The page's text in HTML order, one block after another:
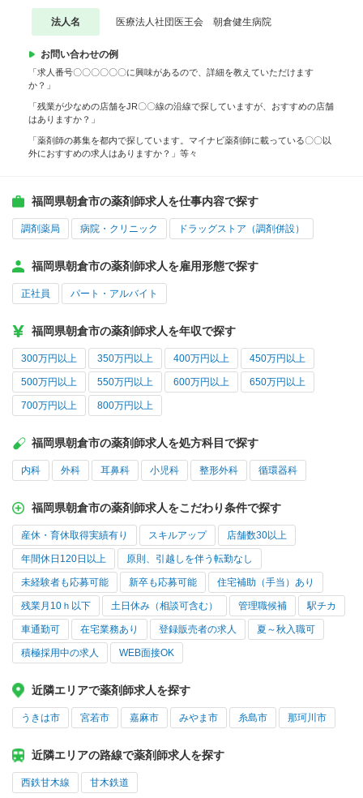
法人名 医療法人社団医王会 朝倉健生病院
お問い合わせの例
「求人番号〇〇〇〇〇〇に興味があるので、詳細を教えていただけます
か？」
「残業が少なめの店舗をJR〇〇線の沿線で探していますが、おすすめの店舗
はありますか？」
「薬剤師の募集を都内で探しています。マイナビ薬剤師に載っている〇〇以
外におすすめの求人はありますか？」等々
福岡県朝倉市の薬剤師求人を仕事内容で探す
調剤薬局 病院・クリニック ドラッグストア（調剤併設）
福岡県朝倉市の薬剤師求人を雇用形態で探す
正社員 パート・アルバイト
福岡県朝倉市の薬剤師求人を年収で探す
300万円以上 350万円以上 400万円以上 450万円以上
500万円以上 550万円以上 600万円以上 650万円以上
700万円以上 800万円以上
福岡県朝倉市の薬剤師求人を処方科目で探す
内科 外科 耳鼻科 小児科 整形外科 循環器科
福岡県朝倉市の薬剤師求人をこだわり条件で探す
産休・育休取得実績有り スキルアップ 店舗数30以上
年間休日120日以上 原則、引越しを伴う転勤なし
未経験者も応募可能 新卒も応募可能 住宅補助（手当）あり
残業月10ｈ以下 土日休み（相談可含む） 管理職候補 駅チカ
車通勤可 在宅業務あり 登録販売者の求人 夏～秋入職可
積極採用中の求人 WEB面接OK
近隣エリアで薬剤師求人を探す
うきは市 宮若市 嘉麻市 みやま市 糸島市 那珂川市
近隣エリアの路線で薬剤師求人を探す
西鉄甘木線 甘木鉄道